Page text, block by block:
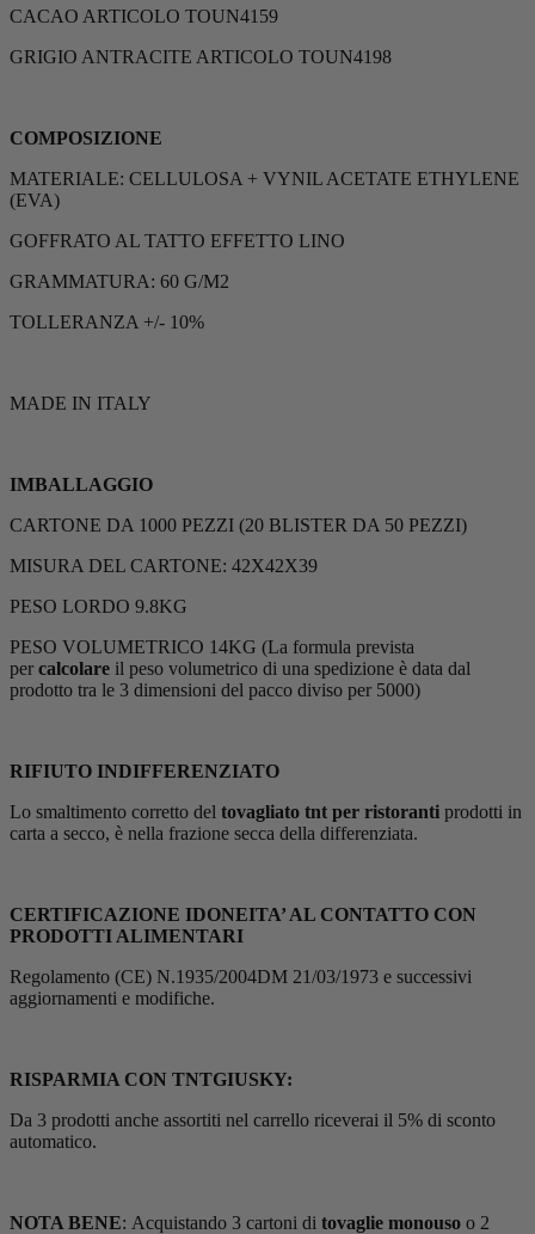
CACAO ARTICOLO TOUN4159
GRIGIO ANTRACITE ARTICOLO TOUN4198
COMPOSIZIONE
MATERIALE: CELLULOSA + VYNIL ACETATE ETHYLENE
(EVA)
GOFFRATO AL TATTO EFFETTO LINO
GRAMMATURA: 60 G/M2
TOLLERANZA +/- 10%
MADE IN ITALY
IMBALLAGGIO
CARTONE DA 1000 PEZZI (20 BLISTER DA 50 PEZZI)
MISURA DEL CARTONE: 42X42X39
PESO LORDO 9.8KG
PESO VOLUMETRICO 14KG (La formula prevista
per calcolare il peso volumetrico di una spedizione è data dal
prodotto tra le 3 dimensioni del pacco diviso per 5000)
RIFIUTO INDIFFERENZIATO
Lo smaltimento corretto del tovagliato tnt per ristoranti prodotti in
carta a secco, è nella frazione secca della differenziata.
CERTIFICAZIONE IDONEITA’ AL CONTATTO CON
PRODOTTI ALIMENTARI
Regolamento (CE) N.1935/2004DM 21/03/1973 e successivi
aggiornamenti e modifiche.
RISPARMIA CON TNTGIUSKY:
Da 3 prodotti anche assortiti nel carrello riceverai il 5% di sconto
automatico.
NOTA BENE: Acquistando 3 cartoni di tovaglie monouso o 2